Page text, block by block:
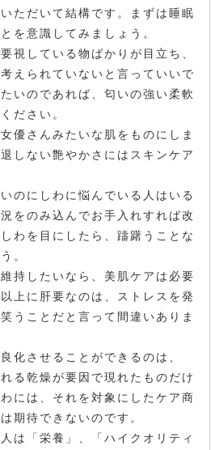
ただいて結構です。まずは睡眠
を意識してみましょう。
視している物ばかりが目立ち、
えられていないと言っていいで
いのであれば、匂いの強い柔軟
ださい。
優さんみたいな肌をものにしま
しない艶やかさにはスキンケア
のにしわに悩んでいる人はいる
をのみ込んでお手入れすれば改
わを目にしたら、躊躇うことな
。
持したいなら、美肌ケアは必要
上に肝要なのは、ストレスを発
うことだと言って間違いありま
化させることができるのは、
る乾燥が要因で現れたものだけ
には、それを対象にしたケア商
期待できないのです。
は「栄養」、「ハイクオリティ